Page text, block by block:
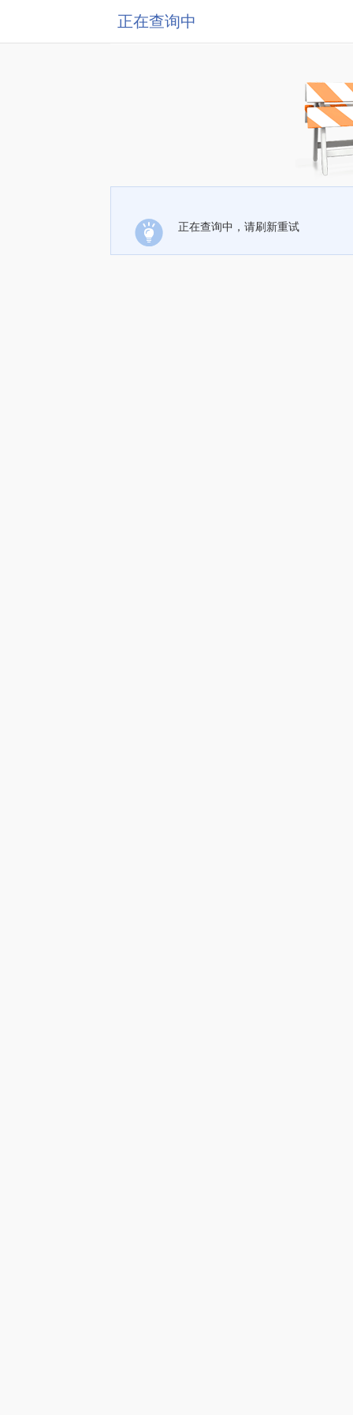
正在查询中
正在查询中，请刷新重试